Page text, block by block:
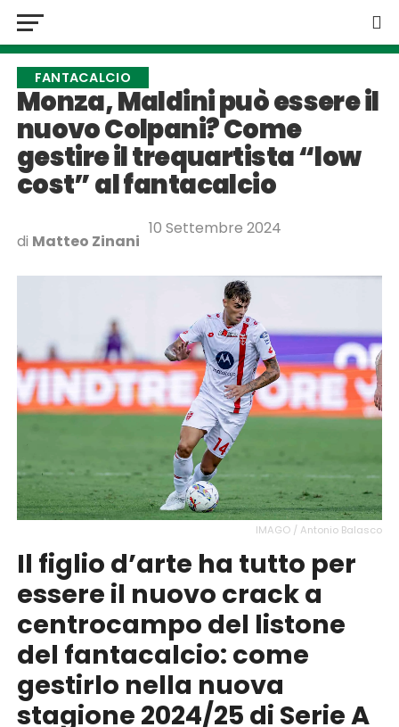
FANTACALCIO
Monza, Maldini può essere il
nuovo Colpani? Come
gestire il trequartista “low
cost” al fantacalcio
di Matteo Zinani
10 Settembre 2024
IMAGO / Antonio Balasco
Il figlio d’arte ha tutto per
essere il nuovo crack a
centrocampo del listone
del fantacalcio: come
gestirlo nella nuova
stagione 2024/25 di Serie A